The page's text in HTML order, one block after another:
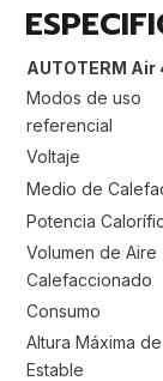
AUTOTERM Air
Modos de uso
referencial
Voltaje
Medio de
Potencia
Volumen de Aire
Calefaccionado
Consumo
Altura Máxima
Estable